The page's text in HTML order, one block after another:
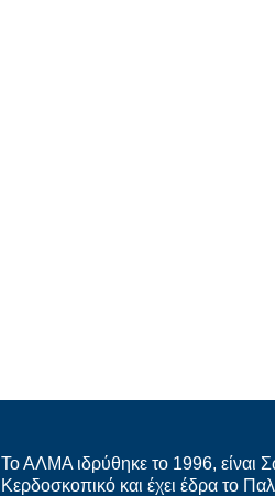
Το ΑΛΜΑ ιδρύθηκε το 1996, είναι
Κερδοσκοπικό και έχει έδρα το